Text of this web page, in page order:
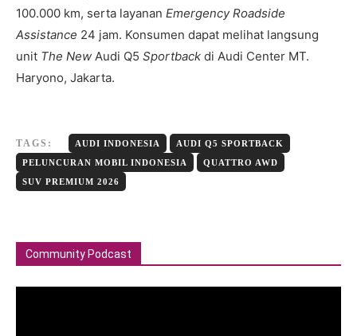
100.000 km, serta layanan Emergency Roadside
Assistance 24 jam. Konsumen dapat melihat langsung
unit The New Audi Q5 Sportback di Audi Center MT.
Haryono, Jakarta.
TAGS: AUDI INDONESIA
AUDI Q5 SPORTBACK
PELUNCURAN MOBIL INDONESIA
QUATTRO AWD
SUV PREMIUM 2026
Community Podcast